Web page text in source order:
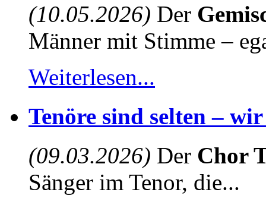
(10.05.2026) Der
Männer mit Stimme –
Weiterlesen...
Tenöre sind selten –
(09.03.2026) Der Chor
Sänger im Tenor, die...